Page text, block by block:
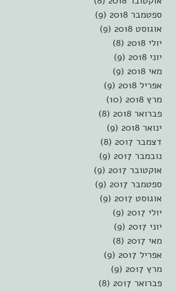
ספטמבר 2018
(9)
אוגוסט 2018
(9)
יולי 2018
(8)
יוני 2018
(9)
מאי 2018
(9)
אפריל 2018
(9)
מרץ 2018
(10)
פברואר 2018
(8)
ינואר 2018
(9)
דצמבר 2017
(8)
נובמבר 2017
(9)
אוקטובר 2017
(9)
ספטמבר 2017
(9)
אוגוסט 2017
(9)
יולי 2017
(9)
יוני 2017
(9)
מאי 2017
(8)
אפריל 2017
(9)
מרץ 2017
(9)
פברואר 2017
(8)